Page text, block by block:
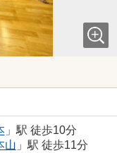
」駅 徒歩10分
山 」駅 徒歩11分